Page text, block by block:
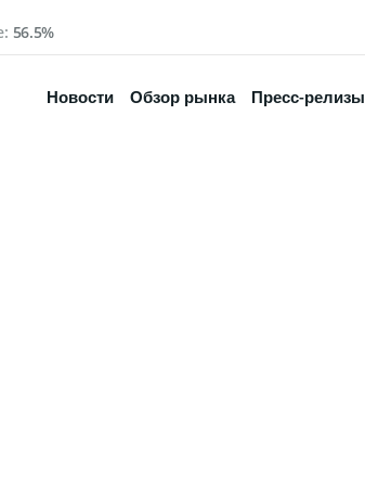
56.5%
Новости Обзор рынка Пресс-релизы